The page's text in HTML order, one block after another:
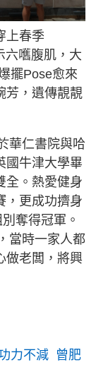
上春季
六嚿腹肌，大
擺Pose愈來
芳，遺傳靚靚
華仁書院與哈
國牛津大學畢
全。熱愛健身
，更成功擠身
奪得冠軍。
當時一家人都
做老闆，將興
力不減 曾肥